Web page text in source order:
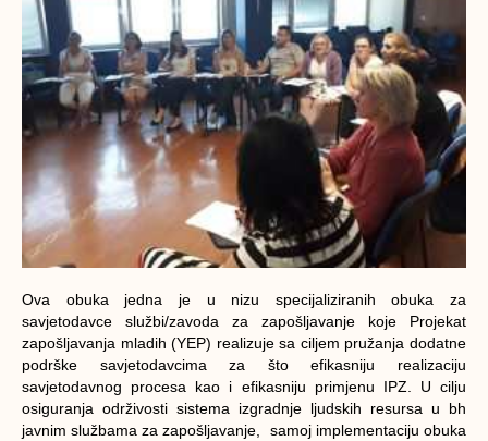
Ova obuka jedna je u nizu specijaliziranih obuka za
savjetodavce službi/zavoda za zapošljavanje koje Projekat
zapošljavanja mladih (YEP) realizuje sa ciljem pružanja dodatne
podrške savjetodavcima za što efikasniju realizaciju
savjetodavnog procesa kao i efikasniju primjenu IPZ. U cilju
osiguranja održivosti sistema izgradnje ljudskih resursa u bh
javnim službama za zapošljavanje, samoj implementaciju obuka